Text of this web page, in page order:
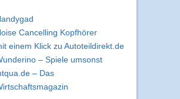
Cancelling Kopfhörer
einem Klick zu Autoteildirekt.de
– Spiele umsonst
– Das